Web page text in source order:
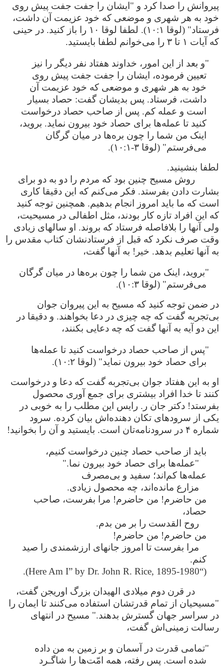
پیروانش را صدا کرد و "ایشان را جفت جفت پیش روی
خود به هر شهری و موضعی که خود عزیمت آن داشت،
فرستاد" (لوقا ۱۰:۱). لطفا لوقا ۱۰ را باز کنید. در حینی
که آیات ۱ تا ۳ را می‌خوانم لطفا بایستید.
"و بعد از این امور، خداوند هفتاد نفر دیگر را نیز
تعیین فرموده، ایشان را جفت جفت پیش روی
خود به هر شهری و موضعی که خود عزیمت آن
داشت، فرستاد. پس بدیشان گفت: حصاد بسیار
است و عمله کم. پس از صاحب حصاد درخواست
کنید تا عمله‌‌‌ها برای حصاد خود بیرون نماید. بروید،
اینک من شما را چون بره‌‌‌ها در میان گرگان
می‌فرستم" (لوقا ۳-۱۰:۱).
لطفا بنشینید.
روش مسیح چنین بود که مردم را دو به دو برای
بشارت دادن بفرستد. فکر می‌کنم که این دقیقا کاری
است که ما باید امروز انجام بدهیم. همچنین توجه کنید
که این افراد تازه کار بودند، مثل اطفالی در مسیحیت،
ولی آنها را بلافاصله فرستاد که بروند. او سالهای زیادی
وقت صرف نکرد که قبل از فرستادنشان کتاب مقدس را
به آنها تعلیم بدهد. خیر! به آنها گفت،
"بروید، اینک من شما را چون بره‌‌‌ها در میان گرگان
می‌فرستم" (لوقا ۱۰:۳).
در ضمن توجه کنید که مسیح به این پیروان جوان
بی‌تجربه گفت که چه چیزی در دعا بخواهند. و دقیقا در
این دو آیه به آنها گفت که چه دعایی بکنند،
"پس از صاحب حصاد درخواست کنید تا عمله‌‌‌ها
برای حصاد خود بیرون نماید" (لوقا ۱۰:۲).
او به این هفتاد جوان بی‌تجربه گفت که دعا و درخواست
کنند تا خدا افراد بیشتری برای جمع آوری محصول
بفرستد! دکتر جان ر. رایس این مطلب را به خوبی در
یکی از سرودهای تکان دهنده‌اش بیان کرده. سرود
شماره ۴ در سرودنامه‌تان است. بایستید و آن را بخوانید!
باید از صاحب حصاد چنین درخواست کنیم،
"عمله‌ها برای حصاد خود بیرون نما."
عمله‌ها کم‌اند؛ سفید و بی‌مصرف
مزارع مانده‌اند، چه محصول زیادی.
من حاضرم! من حاضرم! مرا بفرست، صاحب
حصاد،
روح القدست را بر من بدم.
من حاضرم! من حاضرم!
مرا بفرست تا امروز جانهای ارزشمندی را صید
کنم.
(“Here Am I” by Dr. John R. Rice, 1895-1980).
در قرن دوم میلادی الهیدان بزرگ اوریجن گفت،
"مسیحیان از تمام قدرتشان استفاده می‌کنند تا ایمان را
در سراسر جهان گسترش بدهند." مسیح در انتهای
رسالت زمینی‌اش گفت،
"تمامی قدرت در آسمان و بر زمین به من داده
شده است. پس رفته، همه امّت‌ها را شاگـرد